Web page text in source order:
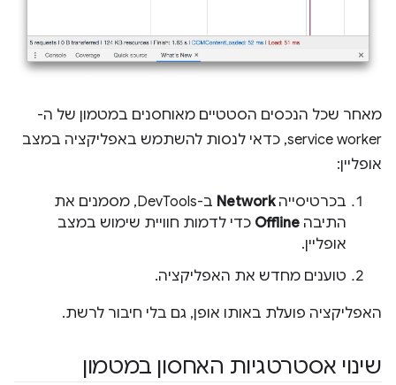
מאחר שכל הנכסים הסטטיים מאוחסנים במטמון של ה-
service worker, כדאי לנסות להשתמש באפליקציה במצב
אופליין:
בכרטיסייהNetwork
ב-DevTools, מסמנים את
התיבה Offline כדי לדמות חוויית שימוש במצב
אופליין.
טוענים מחדש את האפליקציה.
האפליקציה פועלת באותו אופן, גם בלי חיבור לרשת.
שינוי אסטרטגיות האחסון במטמון